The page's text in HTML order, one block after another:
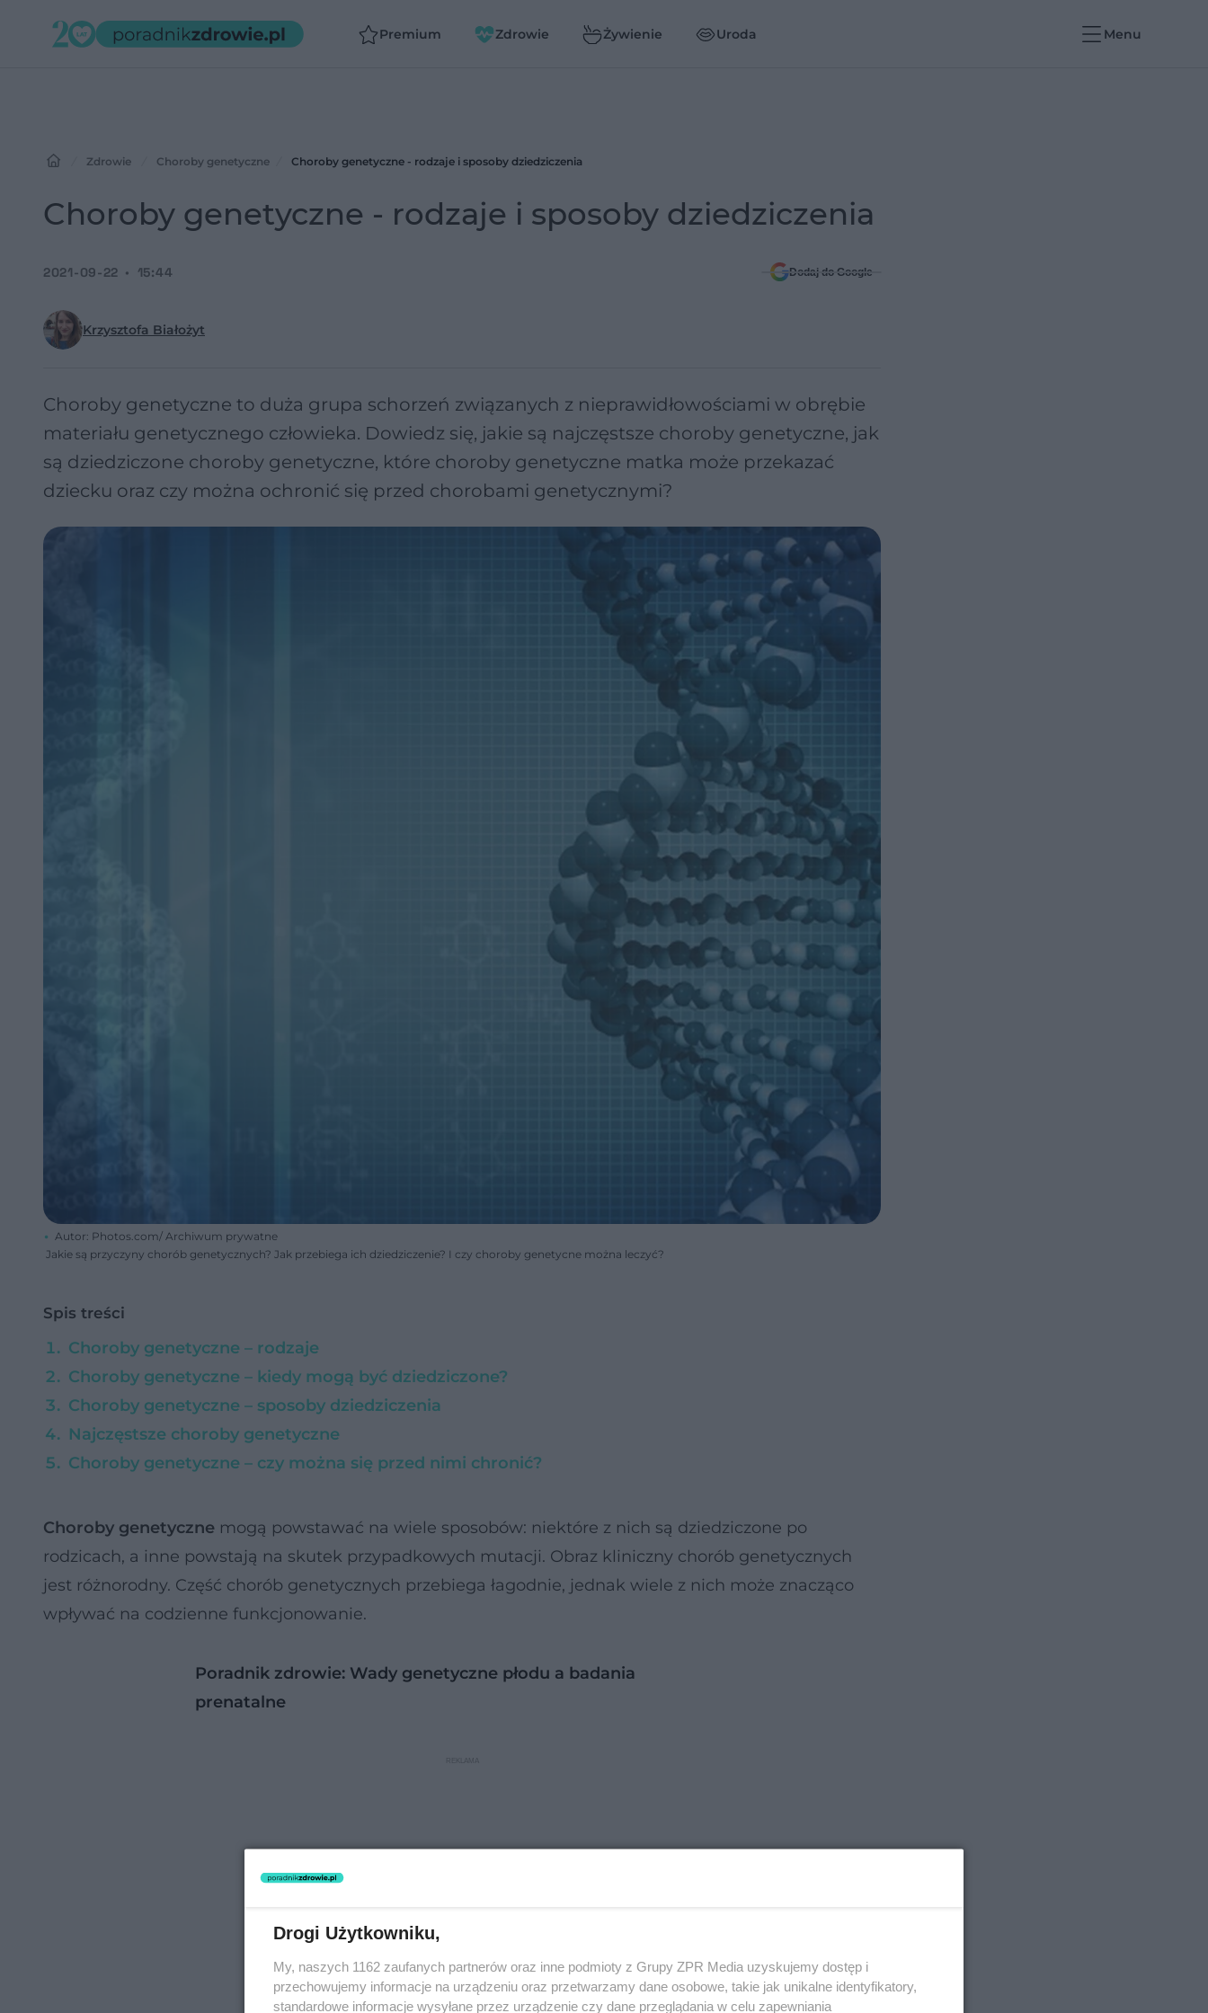
Premium Zdrowie Żywienie Uroda Menu
Zdrowie Choroby genetyczne Choroby genetyczne - rodzaje i sposoby dziedziczenia
Choroby genetyczne - rodzaje i sposoby dziedziczenia
Krzysztofa Białożyt
2021-09-22 15:44 Dodaj do Google
Choroby genetyczne to duża grupa schorzeń związanych z nieprawidłowościami w obrębie
materiału genetycznego człowieka. Dowiedz się, jakie są najczęstsze choroby genetyczne, jak
są dziedziczone choroby genetyczne, które choroby genetyczne matka może przekazać
dziecku oraz czy można ochronić się przed chorobami genetycznymi?
Autor: Photos.com/ Archiwum prywatne
Jakie są przyczyny chorób genetycznych? Jak przebiega ich dziedziczenie? I czy choroby genetycne można leczyć?
Spis treści
Choroby genetyczne – rodzaje
Choroby genetyczne – kiedy mogą być dziedziczone?
Choroby genetyczne – sposoby dziedziczenia
Najczęstsze choroby genetyczne
Choroby genetyczne – czy można się przed nimi chronić?
Choroby genetyczne mogą powstawać na wiele sposobów: niektóre z nich są dziedziczone po
rodzicach, a inne powstają na skutek przypadkowych mutacji. Obraz kliniczny chorób genetycznych
jest różnorodny. Część chorób genetycznych przebiega łagodnie, jednak wiele z nich może znacząco
wpływać na codzienne funkcjonowanie.
Poradnik zdrowie: Wady genetyczne płodu a badania
prenatalne
Drogi Użytkowniku,
My, naszych 1162 zaufanych partnerów oraz inne podmioty z Grupy ZPR Media uzyskujemy dostęp i
przechowujemy informacje na urządzeniu oraz przetwarzamy dane osobowe, takie jak unikalne identyfikatory,
standardowe informacje wysyłane przez urządzenie czy dane przeglądania w celu zapewniania